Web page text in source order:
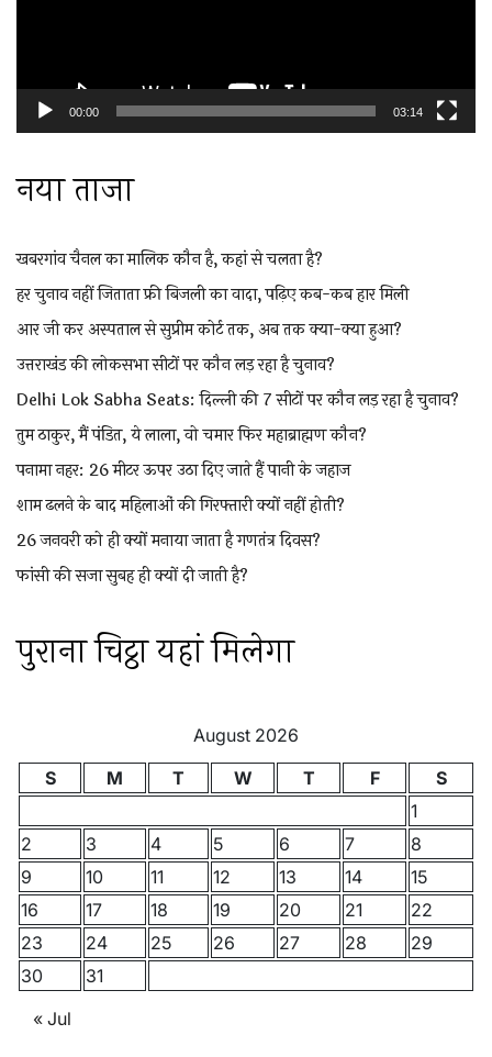
00:00 03:14
नया ताजा
खबरगांव चैनल का मालिक कौन है, कहां से चलता है?
हर चुनाव नहीं जिताता फ्री बिजली का वादा, पढ़िए कब-कब हार मिली
आर जी कर अस्पताल से सुप्रीम कोर्ट तक, अब तक क्या-क्या हुआ?
उत्तराखंड की लोकसभा सीटों पर कौन लड़ रहा है चुनाव?
Delhi Lok Sabha Seats: दिल्ली की 7 सीटों पर कौन लड़ रहा है चुनाव?
तुम ठाकुर, मैं पंडित, ये लाला, वो चमार फिर महाब्राह्मण कौन?
पनामा नहर: 26 मीटर ऊपर उठा दिए जाते हैं पानी के जहाज
शाम ढलने के बाद महिलाओं की गिरफ्तारी क्यों नहीं होती?
26 जनवरी को ही क्यों मनाया जाता है गणतंत्र दिवस?
फांसी की सजा सुबह ही क्यों दी जाती है?
पुराना चिट्ठा यहां मिलेगा
August 2026
S
M T W T F
S
1
2
3 4 5 6 7
8
9
10 11 12 13 14
15
16
17 18 19 20 21
22
23
24 25 26 27 28
29
30
31
« Jul